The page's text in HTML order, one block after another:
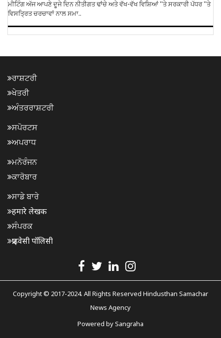
ਮੀਟਿੰਗ ਅੱਜ ਆਪਣੇ ਦੂਜੇ ਦਿਨ ਨੀਤੀਗਤ ਢਾਂਚੇ ਅਤੇ ਵੱਖ-ਵੱਖ ਵਿਸ਼ਿਆਂ ''ਤੇ ਸਰਕਾਰੀ ਪੱਧਰ ''ਤੇ
ਵਿਸਤ੍ਰਿਤ ਚਰਚਾਵਾਂ ਨਾਲ ਸਮਾ..
ਰਾਸ਼ਟਰੀ
ਖੇਤਰੀ
ਅੰਤਰਰਾਸ਼ਟਰੀ
ਸਪੋਰਟਸ
ਅਪਰਾਧ
ਮਨੋਰੰਜਨ
ਕਾਰੋਬਾਰ
ਸਾਡੇ ਬਾਰੇ
हमारे लेखक
ਸੰਪਰਕ
प्राइवेसी पॉलिसी
Copyright © 2017-2024. All Rights Reserved Hindusthan Samachar
News Agency
Powered bySangraha